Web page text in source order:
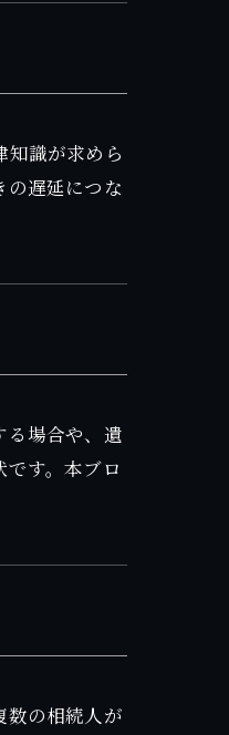
識が求めら
遅延につな
る場合や、遺
す。本ブロ
数の相続人が